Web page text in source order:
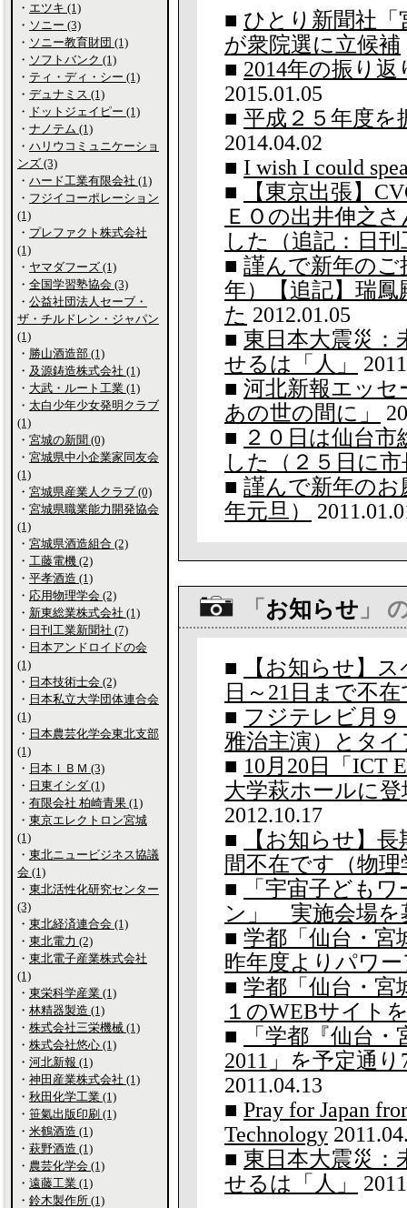
■ ひとり新聞社
が衆院選に立候補
■ 2014年の振り返
2015.01.05
■ 平成２５年度を
2014.04.02
■ I wish I could
■
【東京出張】
ＥＯの出井伸之
した（追記：日
■ 謹んで新年のご
年）【追記】瑞
た 2012.01.05
■ 東日本大震災：
せるは「人」
■ 河北新報エッセ
あの世の間に」
■ ２０日は仙台
した（２５日に
■ 謹んで新年のお
年元旦）
「 お知らせ 」
■
【お知らせ】
日～21日まで不
■ フジテレビ月
雅治主演）とタ
■ 10月20日「ICT
大学萩ホールに
2012.10.17
■
【お知らせ】
間不在です（物
■
「宇宙子ども
ン」 実施会場を
■ 学都「仙台・
昨年度よりパワ
■ 学都「仙台・宮
１のWEBサイト
■
「学都『仙台
2011」を予定通
2011.04.13
■ Pray for Japan
Technology
■ 東日本大震災：
せるは「人」
・ エツキ (1)
・ ソニー (3)
・ ソニー教育財団 (1)
・ ソフトバンク (1)
・ ティ・ディ・シー (1)
・ デュナミス (1)
・ ドットジェイピー (1)
・ ナノテム (1)
・ ハリウコミュニケーショ
ンズ (3)
・ ハード工業有限会社 (1)
・ フジイコーポレーション
(1)
・ プレファクト株式会社
(1)
・ ヤマダフーズ (1)
・ 全国学習塾協会 (3)
・ 公益社団法人セーブ・
ザ・チルドレン・ジャパン
(1)
・ 勝山酒造部 (1)
・ 及源鋳造株式会社 (1)
・ 大武・ルート工業 (1)
・ 太白少年少女発明クラブ
(1)
・ 宮城の新聞 (0)
・ 宮城県中小企業家同友会
(1)
・ 宮城県産業人クラブ (0)
・ 宮城県職業能力開発協会
(1)
・ 宮城県酒造組合 (2)
・ 工藤電機 (2)
・ 平孝酒造 (1)
・ 応用物理学会 (2)
・ 新東総業株式会社 (1)
・ 日刊工業新聞社 (7)
・ 日本アンドロイドの会
(1)
・ 日本技術士会 (2)
・ 日本私立大学団体連合会
(1)
・ 日本農芸化学会東北支部
(1)
・ 日本ＩＢＭ (3)
・ 日東イシダ (1)
・ 有限会社 柏崎青果 (1)
・ 東京エレクトロン宮城
(1)
・ 東北ニュービジネス協議
会 (1)
・ 東北活性化研究センター
(3)
・ 東北経済連合会 (1)
・ 東北電力 (2)
・ 東北電子産業株式会社
(1)
・ 東栄科学産業 (1)
・ 林精器製造 (1)
・ 株式会社三栄機械 (1)
・ 株式会社悠心 (1)
・ 河北新報 (1)
・ 神田産業株式会社 (1)
・ 秋田化学工業 (1)
・ 笹氣出版印刷 (1)
・ 米鶴酒造 (1)
・ 萩野酒造 (1)
・ 農芸化学会 (1)
・ 遠藤工業 (1)
・ 鈴木製作所 (1)